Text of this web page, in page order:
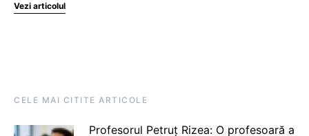
Vezi articolul
CELE MAI CITITE ARTICOLE
Profesorul Petruț Rizea: O profesoară a